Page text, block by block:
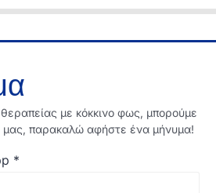
με κόκκινο φως, μπορούμε
μας, παρακαλώ αφήστε ένα μήνυμα!
*